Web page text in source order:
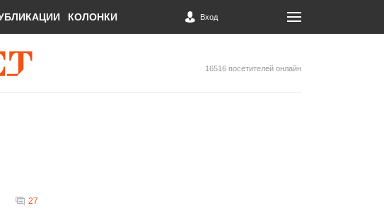
КОЛОНКИ Вход
16516 посетителей онлайн
27